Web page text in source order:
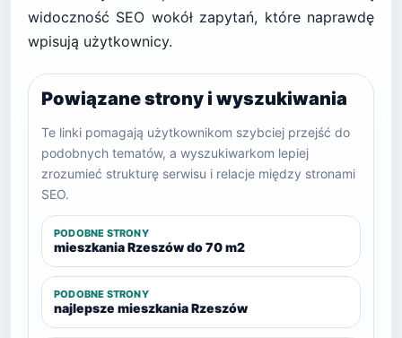
widoczność SEO wokół zapytań, które naprawdę
wpisują użytkownicy.
Powiązane strony i wyszukiwania
Te linki pomagają użytkownikom szybciej przejść do
podobnych tematów, a wyszukiwarkom lepiej
zrozumieć strukturę serwisu i relacje między stronami
SEO.
PODOBNE STRONY
mieszkania Rzeszów do 70 m2
PODOBNE STRONY
najlepsze mieszkania Rzeszów